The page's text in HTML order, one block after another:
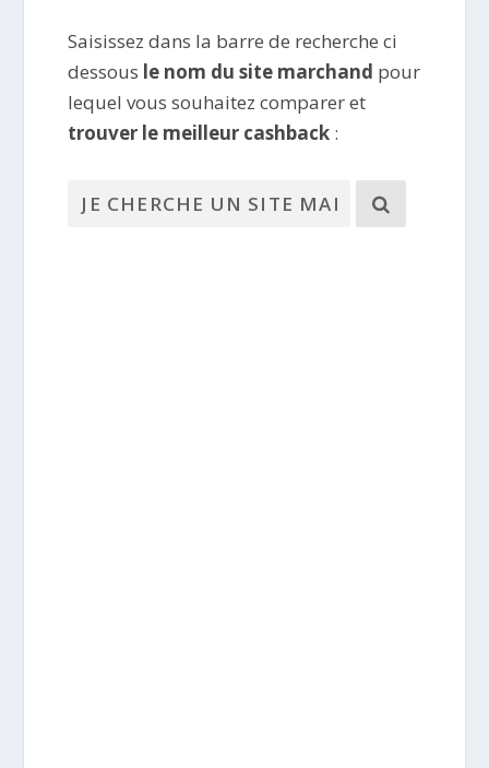
Saisissez dans la barre de recherche ci
dessous le nom du site marchand pour
lequel vous souhaitez comparer et
trouver le meilleur cashback :